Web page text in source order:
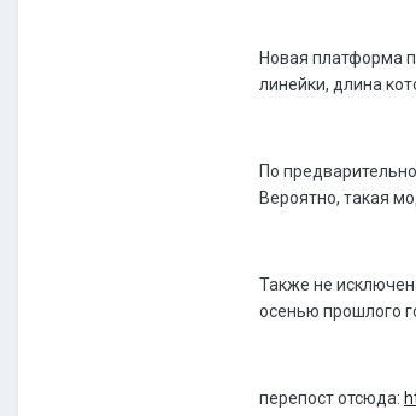
Новая платформа
линейки, длина
По
Вероятно, такая
Также не
осенью прошлого
перепост отсюда: